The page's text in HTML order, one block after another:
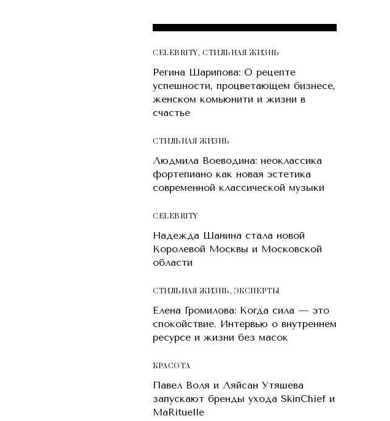
CELEBRITY,СТИЛЬНАЯ ЖИЗНЬ
Регина Шарипова: О рецепте
успешности, процветающем бизнесе,
женском комьюнити и жизни в
счастье
СТИЛЬНАЯ ЖИЗНЬ
Людмила Воеводина: неоклассика
фортепиано как новая эстетика
современной классической музыки
CELEBRITY
Надежда Шанина стала новой
Королевой Москвы и Московской
области
СТИЛЬНАЯ ЖИЗНЬ, ЭКСПЕРТЫ
Елена Громилова: Когда сила — это
спокойствие. Интервью о внутреннем
ресурсе и жизни без масок
КРАСОТA
Павел Воля и Ляйсан Утяшева
запускают бренды ухода SkinChief и
MaRituelle